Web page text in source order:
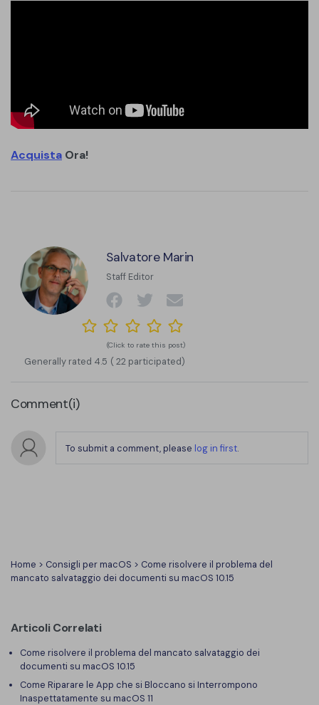
Acquista Ora!
Salvatore Marin
Staff Editor
(Click to rate this post)
Generally rated 4.5 ( 22 participated)
Comment(i)
To submit a comment, please log in first.
Home > Consigli per macOS > Come risolvere il problema del
mancato salvataggio dei documenti su macOS 10.15
Articoli Correlati
Come risolvere il problema del mancato salvataggio dei
documenti su macOS 10.15
Come Riparare le App che si Bloccano si Interrompono
Inaspettatamente su macOS 11